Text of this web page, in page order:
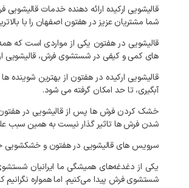
قالیشویی ارکیده ارائه دهنده خدمات قالیشویی
شما مشتریان عزیز در هفتون اصفهان را با
قالیشویی در هفتون یکی از مواردی است که
های کمی و کیفی در شستشوی فرش، قالیشویی
قالیشویی ارکیده در هفتون از بهترین شوینده ها
آبگیری، تاحد امکان گرفته می شود.
خشک کردن فرش ها پس از قالیشویی در
شدن فرش هاتاثیر گذار نیست به همین سبب
سرویس های قالیشویی در هفتون و خشکشویی
یکی از دغدغه‌های همیشگی ما ایرانیان
شستشوی فرش پیدا می‌کنیم. اماهمواره نگرانیم